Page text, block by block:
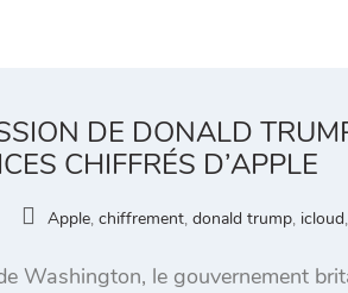
DE DONALD
CHIFFRÉS D’APPLE
Apple, chiffrement, donald trump, icloud,
Washington, le gouvernement